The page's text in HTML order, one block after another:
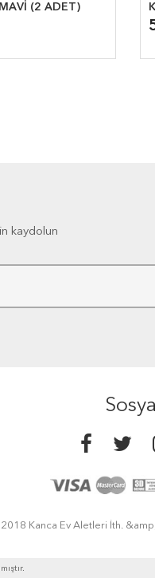
(2 ADET)
kaydolun
Kanca Ev Aletleri İth. &amp;